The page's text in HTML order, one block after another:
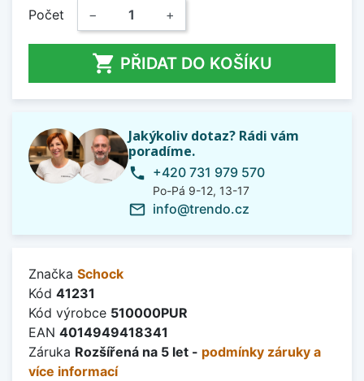
Počet − +
 PŘIDAT DO KOŠÍKU
Jakýkoliv dotaz? Rádi vám
poradíme.
phone +420 731 979 570
Po-Pá 9-12, 13-17
mail_outline info@trendo.cz
Značka Schock
Kód 41231
Kód výrobce 510000PUR
EAN 4014949418341
Záruka Rozšířená na 5 let - podmínky záruky a
více informací